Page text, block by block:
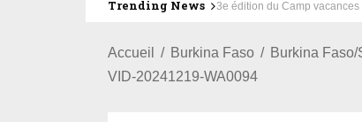
Trending News Education : la fédération de
Accueil Burkina Faso
Burkina
VID-20241219-WA0094